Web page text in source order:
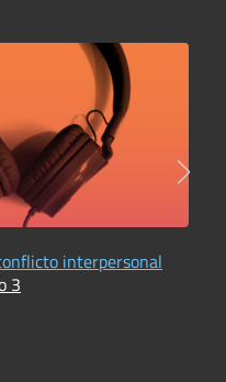
interpersonal
3